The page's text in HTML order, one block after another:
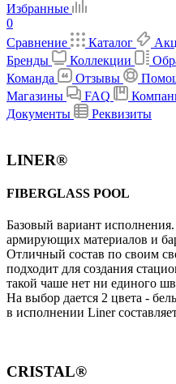
Избранные
0
Сравнение
Каталог
Бренды
Коллекции
Команда
Отзывы
Магазины
FAQ
Документы
Реквизиты
LINER®
FIBERGLASS POOL
Базовый вариант
армирующих материалов и
Отличный состав по своим
подходит для создания
такой чаше нет ни единого
На выбор дается 2 цвета -
в исполнении Liner
CRISTAL®